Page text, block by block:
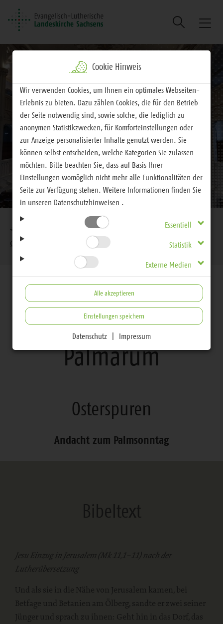
Suche
Brotkrumennavigation
EVLKS - interessiert Feiern
Kirchenjahr
Osterspuren
Palmarum
Osterspuren
Palmarum
Osterspuren
Andacht zum Palmsonntag
Bibeltext
Jesu Einzug in Jerusalem (Mk 11,1–11) nach der
Lutherübersetzung
Und als sie in die Nähe von Jerusalem kamen, bei
Betfage und Betanien am Ölberg, sandte er zwei seiner
Jünger und sprach zu ihnen: Geht hin in das Dorf, das
Cookie Hinweis
Wir verwenden Cookies, um Ihnen ein optimales Webseiten-
Erlebnis zu bieten. Dazu zählen Cookies, die für den Betrieb
der Seite notwendig sind, sowie solche, die lediglich zu
anonymen Statistikzwecken, für Komforteinstellungen oder
zur Anzeige personalisierter Inhalte genutzt werden. Sie
können selbst entscheiden, welche Kategorien Sie zulassen
möchten. Bitte beachten Sie, dass auf Basis Ihrer
Einstellungen womöglich nicht mehr alle Funktionalitäten der
Seite zur Verfügung stehen. Weitere Informationen finden Sie
in unseren Datenschutzhinweisen .
Essentiell
Statistik
Externe Medien
Alle akzeptieren
Einstellungen speichern
Datenschutz Impressum